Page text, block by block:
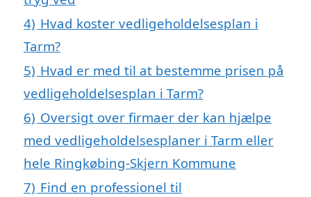
4) Hvad koster vedligeholdelsesplan i
Tarm?
5) Hvad er med til at bestemme prisen på
vedligeholdelsesplan i Tarm?
6) Oversigt over firmaer der kan hjælpe
med vedligeholdelsesplaner i Tarm eller
hele Ringkøbing-Skjern Kommune
7) Find en professionel til